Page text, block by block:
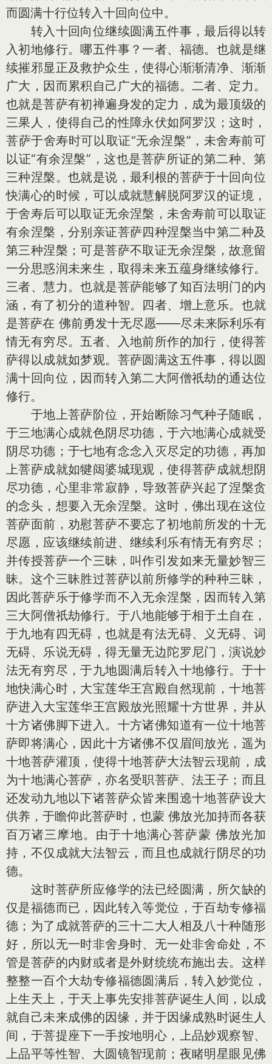
而圆满十行位转入十回向位中。
转入十回向位继续圆满五件事，最后得以转
入初地修行。哪五件事？一者、福德。也就是继
续摧邪显正及救护众生，使得心渐渐清净、渐渐
广大，因而累积自己广大的福德。二者、定力。
也就是菩萨有初禅遍身发的定力，成为最顶级的
三果人，使得自己的性障永伏如阿罗汉；这时，
菩萨于舍寿时可以取证“无余涅槃”，未舍寿前可
以证“有余涅槃”，这也是菩萨所证的第二种、第
三种涅槃。也就是说，最利根的菩萨于十回向位
快满心的时候，可以成就慧解脱阿罗汉的证境，
于舍寿后可以取证无余涅槃，未舍寿前可以取证
有余涅槃，分别亲证菩萨四种涅槃当中第二种及
第三种涅槃；可是菩萨不取证无余涅槃，故意留
一分思惑润未来生，取得未来五蕴身继续修行。
三者、慧力。也就是菩萨能够了知百法明门的内
涵，有了初分的道种智。四者、增上意乐。也就
是菩萨在 佛前勇发十无尽愿——尽未来际利乐有
情无有穷尽。五者、入地前所作的加行，使得菩
萨得以成就如梦观。菩萨圆满这五件事，得以圆
满十回向位，因而转入第二大阿僧祇劫的通达位
修行。
于地上菩萨阶位，开始断除习气种子随眠，
于三地满心成就色阴尽功德，于六地满心成就受
阴尽功德；于七地有念念入灭尽定的功德，再加
上菩萨成就如犍闼婆城现观，使得菩萨成就想阴
尽功德，心里非常寂静，导致菩萨兴起了涅槃贪
的念头，想要入无余涅槃。这时，佛出现在这位
菩萨面前，劝慰菩萨不要忘了初地前所发的十无
尽愿，应该继续前进、继续利乐有情无有穷尽；
并传授菩萨一个三昧，叫作引发如来无量妙智三
昧。这个三昧胜过菩萨以前所修学的种种三昧，
因此菩萨乐于修学而不入无余涅槃，因而转入第
三大阿僧祇劫修行。于八地能够于相于土自在，
于九地有四无碍，也就是有法无碍、义无碍、词
无碍、乐说无碍，得无量无边陀罗尼门，演说妙
法无有穷尽，于九地圆满后转入十地修行。于十
地快满心时，大宝莲华王宫殿自然现前，十地菩
萨进入大宝莲华王宫殿放光照耀十方世界，并从
十方诸佛脚下进入。十方诸佛知道有一位十地菩
萨即将满心，因此十方诸佛不仅眉间放光，遥为
十地菩萨灌顶，使得十地菩萨大法智云现前，成
为十地满心菩萨，亦名受职菩萨、法王子；而且
还发动九地以下诸菩萨众皆来围遶十地菩萨设大
供养，于瞻仰此菩萨时，也蒙 佛放光加持而各获
百万诸三摩地。由于十地满心菩萨蒙 佛放光加
持，不仅成就大法智云，而且也成就行阴尽的功
德。
这时菩萨所应修学的法已经圆满，所欠缺的
仅是福德而已，因此转入等觉位，于百劫专修福
德；为了成就菩萨的三十二大人相及八十种随形
好，所以无一时非舍身时、无一处非舍命处，不
管是菩萨的内财或者是外财统统布施出去。这样
整整一百个大劫专修福德圆满后，转入妙觉位，
上生天上，于天上事先安排菩萨诞生人间，以成
就自己未来成佛的因缘，并于因缘成熟时诞生人
间，于菩提座下一手按地明心，上品妙观察智、
上品平等性智、大圆镜智现前；夜睹明星眼见佛